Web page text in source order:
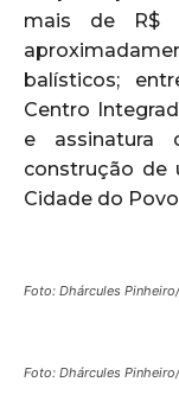
mais de R$
balísticos;
Centro
e assinatura
construção de
Cidade do
Foto: Dhárcules
Foto: Dhárcules